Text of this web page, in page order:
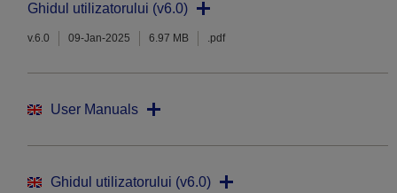
Ghidul utilizatorului (v6.0)
v.6.0 09-Jan-2025 6.97 MB .pdf
User Manuals
Ghidul utilizatorului (v6.0)